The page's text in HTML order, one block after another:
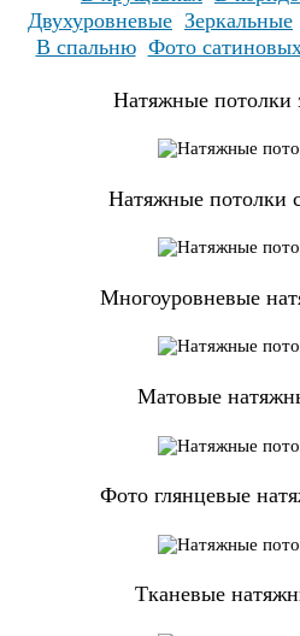
Двухуровневые Зеркальные
В спальню Фото
Натяжные потолки
Натяжные потолки
Многоуровневые
Матовые
Фото глянцевые
Тканевые